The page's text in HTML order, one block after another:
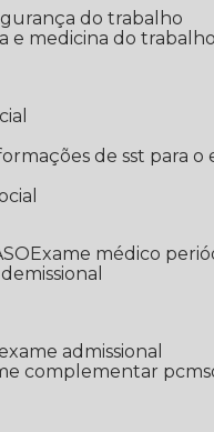
do trabalho
e medicina do trabalho
de sst para o
Exame médico
exame admissional
complementar